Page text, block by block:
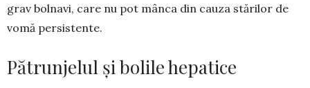
grav bolnavi, care nu pot mânca din cauza stărilor de
vomă persistente.
Pătrunjelul și bolile hepatice